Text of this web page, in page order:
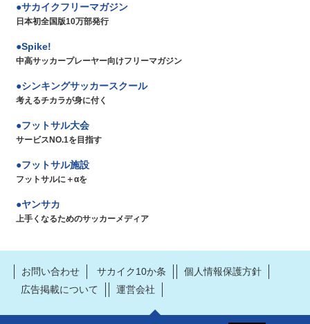
サカイクフリーマガジン
日本初全国版10万部発行
Spike!
中高サッカープレーヤー向けフリーマガジン
シンキングサッカースクール
考えるチカラが身に付く
フットサル大会
サービスNO.1を目指す
フットサル施設
フットサルに＋αを
ヤンサカ
上手くなるためのサッカーメディア
お問い合わせ サカイク10か条
個人情報保護方針
広告掲載について
運営会社